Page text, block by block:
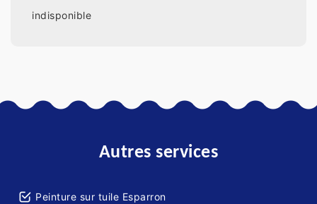
indisponible
Autres services
Peinture sur tuile Esparron